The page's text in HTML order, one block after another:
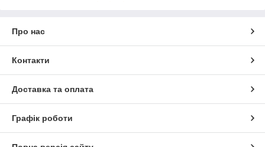
Про нас
Контакти
Доставка та оплата
Графік роботи